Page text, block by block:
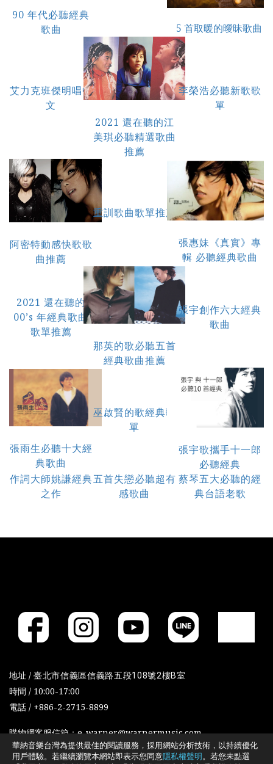
90 年代必聽經典
歌曲
5 首取暖的曖昧歌曲
艾力克班傑明唱中
文
2021 還在聽的江
美琪必聽精選歌曲
推薦
李榮浩必聽新歌歌
單
阿密特動感快歌歌
曲推薦
重訓歌曲歌單推薦
張惠妹《真實》專
輯 必聽經典歌曲
2021 還在聽的
00’s 年經典歌曲
歌單推薦
那英的歌必聽五首
經典歌曲推薦
張宇創作六大經典
歌曲
張雨生必聽十大經
典歌曲
巫啟賢的歌經典歌
單
張宇歌攜手十一郎
必聽經典
作詞大師姚謙經典
之作
五首失戀必聽超有
感歌曲
蔡琴五大必聽的經
典台語老歌
地址 / 臺北市信義區信義路五段108號2樓B室
時間 / 10:00-17:00
電話 / +886-2-2715-8899
購物網客服信箱：e-warner@warnermusic.com
華納音樂台灣為提供最佳的閱讀服務，採用網站分析技術，以持續優化
用戶體驗。若繼續瀏覽本網站即表示您同意隱私權聲明。若您未點選